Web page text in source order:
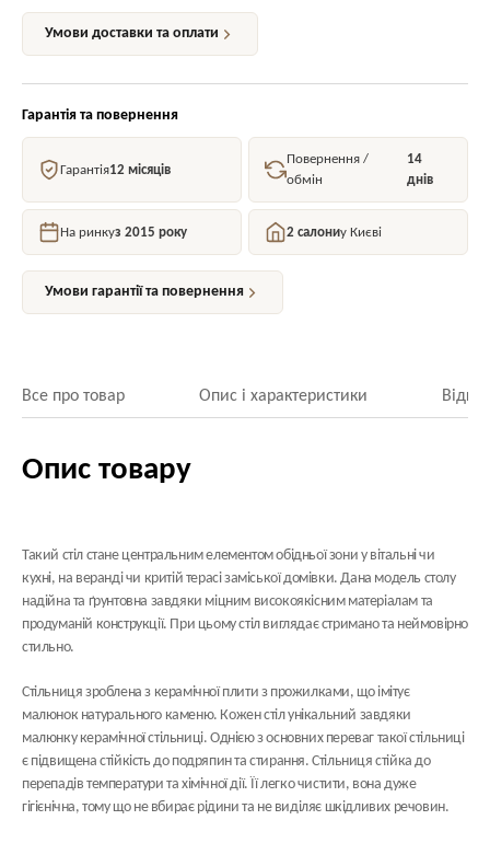
Умови доставки та оплати
Гарантія та повернення
Гарантія12 місяців
Повернення /
обмін
14
днів
На ринкуз 2015 року 2 салониу Києві
Умови гарантії та повернення
Все про товар Опис і характеристики
Опис товару
Такий стіл стане центральним елементом обідньої зони у вітальні чи
кухні, на веранді чи критій терасі заміської домівки. Дана модель столу
надійна та ґрунтовна завдяки міцним високоякісним матеріалам та
продуманій конструкції. При цьому стіл виглядає стримано та неймовірно
стильно.
Стільниця зроблена з керамічної плити з прожилками, що імітує
малюнок натурального каменю. Кожен стіл унікальний завдяки
малюнку керамічної стільниці. Однією з основних переваг такої стільниці
є підвищена стійкість до подряпин та стирання. Стільниця стійка до
перепадів температури та хімічної дії. Її легко чистити, вона дуже
гігієнічна, тому що не вбирає рідини та не виділяє шкідливих речовин.